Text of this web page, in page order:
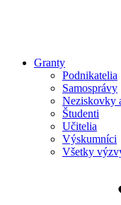
Granty
Podnikatelia
Samosprávy
Neziskovky
Študenti
Učitelia
Výskumníci
Všetky